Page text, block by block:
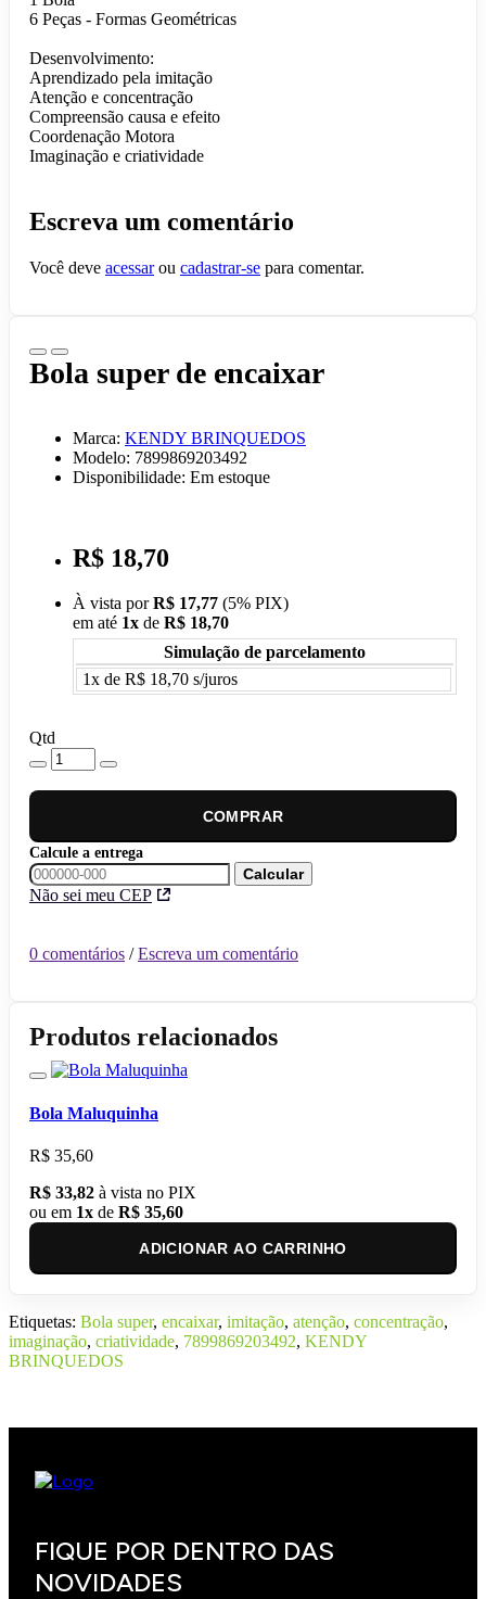
6 Peças - Formas Geométricas
Desenvolvimento:
Aprendizado pela imitação
Atenção e concentração
Compreensão causa e efeito
Coordenação Motora
Imaginação e criatividade
Escreva um comentário
Você deve acessarou cadastrar-se para comentar.
Bola super de encaixar
Marca: KENDY BRINQUEDOS
Modelo: 7899869203492
Disponibilidade: Em estoque
R$ 18,70
À vista porR$ 17,77 (5% PIX)
em até 1x de R$ 18,70
Simulação de parcelamento
1x de R$ 18,70 s/juros
Qtd
COMPRAR
Calcule a entrega
Calcular
Não sei meu CEP
0 comentários /Escreva um comentário
Produtos relacionados
Bola Maluquinha
R$ 35,60
R$ 33,82 à vista no PIX
ou em 1x de R$ 35,60
ADICIONAR AO CARRINHO
Etiquetas: Bola super, encaixar, imitação, atenção, concentração,
imaginação, criatividade, 7899869203492, KENDY
BRINQUEDOS
FIQUE POR DENTRO DAS
NOVIDADES